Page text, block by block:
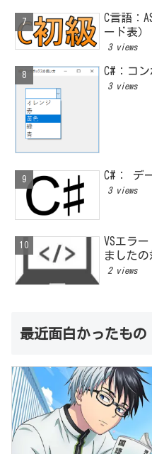
C言語：
ード表）
3 views
C#：コ
3 views
C#： デ
3 views
VSエラ
ました
2 views
最近面白かったもの